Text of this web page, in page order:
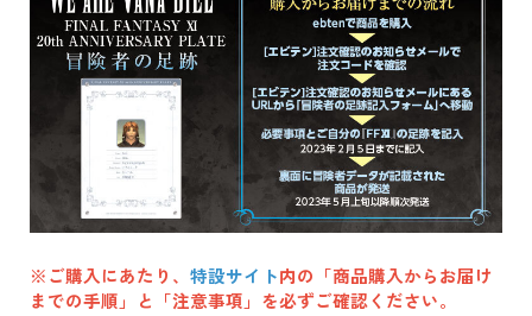
※ご購入にあたり、 特設サイト内の「商品購入からお届け
までの手順」と「注意事項」を必ずご確認ください。